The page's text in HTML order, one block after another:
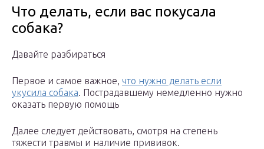
Что делать, если вас покусала
собака?
Давайте разбираться
Первое и самое важное, что нужно делать если
укусила собака. Пострадавшему немедленно нужно
оказать первую помощь
Далее следует действовать, смотря на степень
тяжести травмы и наличие прививок.